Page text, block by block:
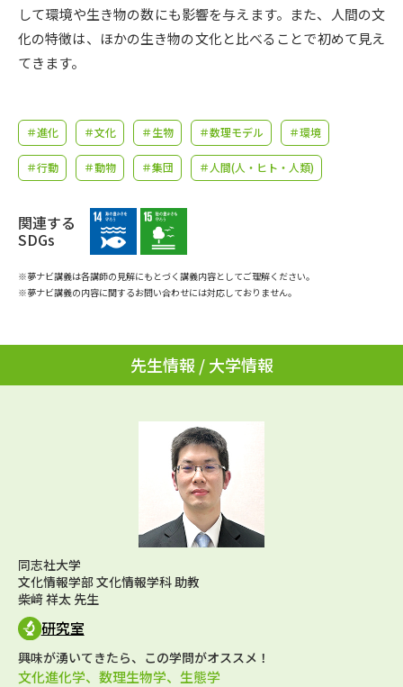
大学で学びたい学問発見
学問の教科書 夢ナビライブ
ユーザーサポート
Ｑ＆Ａ よくあるご質問
資料の料金の
テレメール
して環境や生き物の数にも影響を与えます。また、人間の文
化の特徴は、ほかの生き物の文化と比べることで初めて見え
てきます。
＃進化 ＃文化 ＃生物 ＃数理モデル ＃環境
＃行動 ＃動物 ＃集団 ＃人間(人・ヒト・人類)
関連する
SDGs
※夢ナビ講義は各講師の見解にもとづく講義内容としてご理解ください。
※夢ナビ講義の内容に関するお問い合わせには対応しておりません。
先生情報 / 大学情報
同志社大学
文化情報学部 文化情報学科 助教
柴﨑 祥太 先生
研究室
興味が湧いてきたら、この学問がオススメ！
文化進化学、数理生物学、生態学